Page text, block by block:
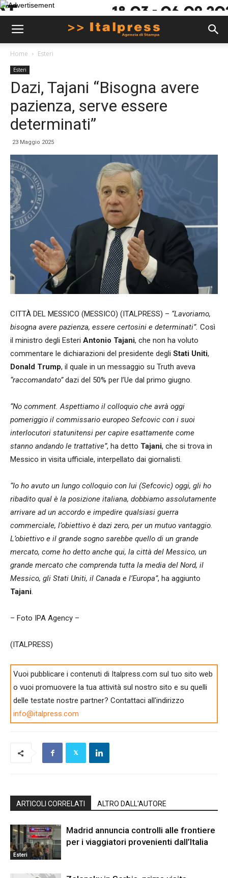
Home Esteri
Esteri
Dazi, Tajani “Bisogna avere
pazienza, serve essere
determinati”
23 Maggio 2025
CITTÀ DEL MESSICO (MESSICO) (ITALPRESS) – “Lavoriamo,
bisogna avere pazienza, essere certosini e determinati”. Così
il ministro degli Esteri Antonio Tajani, che non ha voluto
commentare le dichiarazioni del presidente degli Stati Uniti,
Donald Trump, il quale in un messaggio su Truth aveva
“raccomandato”dazi del 50% per l’Ue dal primo giugno.
“No comment. Aspettiamo il colloquio che avrà oggi
pomeriggio il commissario europeo Sefcovic con i suoi
interlocutori statunitensi per capire esattamente come
stanno andando le trattative”, ha detto Tajani, che si trova in
Messico in visita ufficiale, interpellato dai giornalisti.
“Io ho avuto un lungo colloquio con lui (Sefcovic) oggi, gli ho
ribadito qual è la posizione italiana, dobbiamo assolutamente
arrivare ad un accordo e impedire qualsiasi guerra
commerciale, l’obiettivo è dazi zero, per un mutuo vantaggio.
L’obiettivo e il grande sogno sarebbe quello di un grande
mercato, come ho detto anche qui, la città del Messico, un
grande mercato che comprenda tutta la media del Nord, il
Messico, gli Stati Uniti, il Canada e l’Europa”, ha aggiunto
Tajani.
– Foto IPA Agency –
(ITALPRESS)
Vuoi pubblicare i contenuti di Italpress.com sul tuo sito web
o vuoi promuovere la tua attività sul nostro sito e su quelli
delle testate nostre partner? Contattaci all'indirizzo
info@italpress.com
ARTICOLI CORRELATI ALTRO DALL'AUTORE
Esteri
Madrid annuncia controlli alle frontiere
per i viaggiatori provenienti dall’Italia